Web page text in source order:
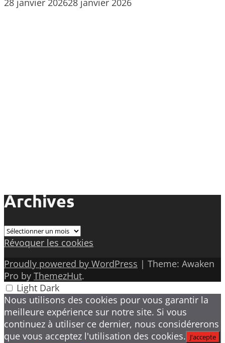
28 janvier 202628 janvier 2026
Archives
Archives
Révoquer les cookies
Proudly powered by WordPress | Theme: Awaken
Pro by ThemezHut.
Light Dark
Nous utilisons des cookies pour vous garantir la
meilleure expérience sur notre site. Si vous
continuez à utiliser ce dernier, nous considérerons
que vous acceptez l'utilisation des cookies. J'accepte